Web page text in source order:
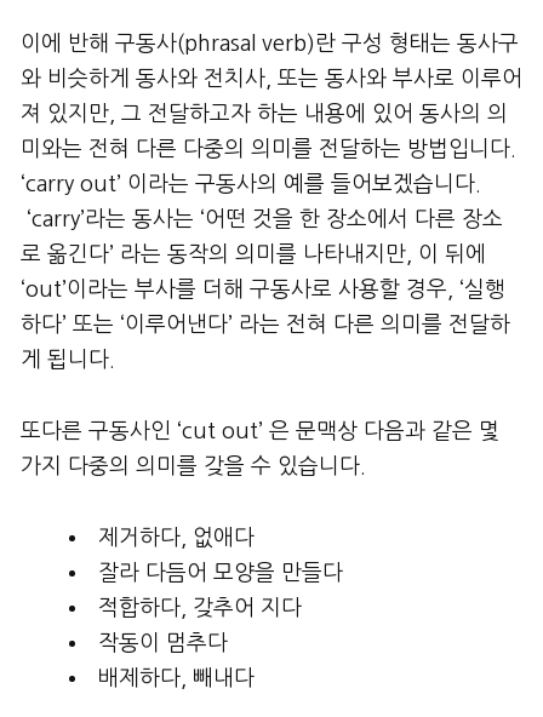
이에 반해 구동사(phrasal verb)란 구성 형태는 동사구
와 비슷하게 동사와 전치사, 또는 동사와 부사로 이루어
져 있지만, 그 전달하고자 하는 내용에 있어 동사의 의
미와는 전혀 다른 다중의 의미를 전달하는 방법입니다.
‘carry out’ 이라는 구동사의 예를 들어보겠습니다.
‘carry’라는 동사는 ‘어떤 것을 한 장소에서 다른 장소
로 옮긴다’ 라는 동작의 의미를 나타내지만, 이 뒤에
‘out’이라는 부사를 더해 구동사로 사용할 경우, ‘실행
하다’ 또는 ‘이루어낸다’ 라는 전혀 다른 의미를 전달하
게 됩니다.
또다른 구동사인 ‘cut out’ 은 문맥상 다음과 같은 몇
가지 다중의 의미를 갖을 수 있습니다.
제거하다, 없애다
잘라 다듬어 모양을 만들다
적합하다, 갖추어 지다
작동이 멈추다
배제하다, 빼내다